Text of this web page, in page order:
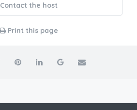
Contact the host
Print this page